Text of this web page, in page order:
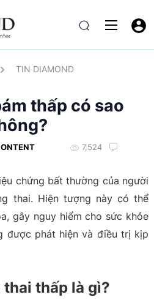
TIN DIAMOND
thấp có sao
7,524
chứng bất thường của người
thai. Hiện tượng này có thể
gây nguy hiểm cho sức khỏe
được phát hiện và điều trị kịp
thấp là gì?